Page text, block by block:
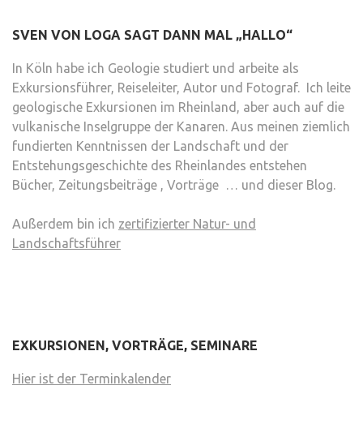
SVEN VON LOGA SAGT DANN MAL „HALLO“
In Köln habe ich Geologie studiert und arbeite als
Exkursionsführer, Reiseleiter, Autor und Fotograf. Ich leite
geologische Exkursionen im Rheinland, aber auch auf die
vulkanische Inselgruppe der Kanaren. Aus meinen ziemlich
fundierten Kenntnissen der Landschaft und der
Entstehungsgeschichte des Rheinlandes entstehen
Bücher, Zeitungsbeiträge , Vorträge … und dieser Blog.
Außerdem bin ich zertifizierter Natur- und
Landschaftsführer
EXKURSIONEN, VORTRÄGE, SEMINARE
Hier ist der Terminkalender